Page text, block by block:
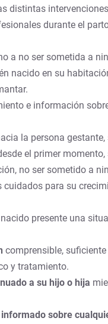
distintas
durante el
a no ser sometida a
nacido en su
e información
la persona
el primer
no ser sometido a
para su
presente una
comprensible,
y tratamiento.
a su hijo o hija
sobre